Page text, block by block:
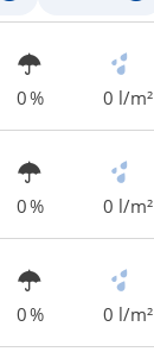
0 % 0 l/m²
0 % 0 l/m²
0 % 0 l/m²
Regenradar